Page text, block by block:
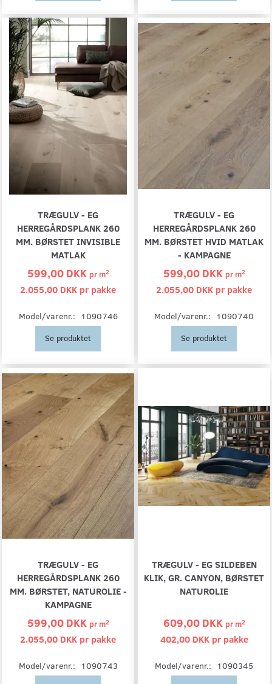
TRÆGULV - EG
HERREGÅRDSPLANK 260
MM. BØRSTET INVISIBLE
MATLAK
599,00 DKK prm2
2.055,00 DKK pr pakke
Model/varenr.: 1090746
Se produktet
TRÆGULV - EG
HERREGÅRDSPLANK 260
MM. BØRSTET HVID MATLAK
- KAMPAGNE
599,00 DKK prm2
2.055,00 DKK pr pakke
Model/varenr.: 1090740
Se produktet
TRÆGULV - EG
HERREGÅRDSPLANK 260
MM. BØRSTET, NATUROLIE -
KAMPAGNE
599,00 DKK prm2
2.055,00 DKK pr pakke
Model/varenr.: 1090743
TRÆGULV - EG SILDEBEN
KLIK, GR. CANYON, BØRSTET
NATUROLIE
609,00 DKK prm2
402,00 DKK pr pakke
Model/varenr.: 1090345